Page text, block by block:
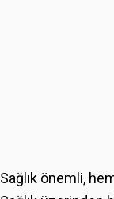
Sağlık önemli,